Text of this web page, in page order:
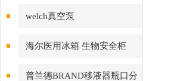
welch真空泵
海尔医用冰箱 生物安全柜
普兰德BRAND移液器瓶口分